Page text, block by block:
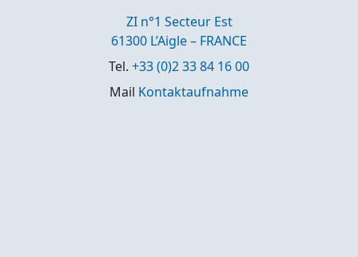
ZI n°1 Secteur Est
61300 L’Aigle – FRANCE
Tel. +33 (0)2 33 84 16 00
Mail Kontaktaufnahme